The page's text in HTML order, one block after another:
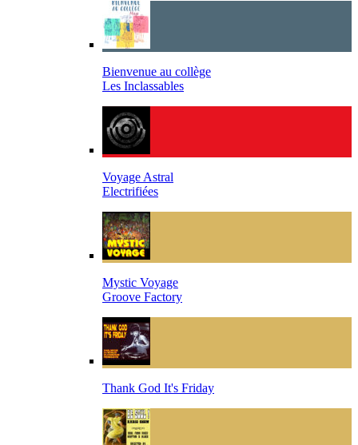
Bienvenue au collège
Les Inclassables
Voyage Astral
Electrifiées
Mystic Voyage
Groove Factory
Thank God It's Friday